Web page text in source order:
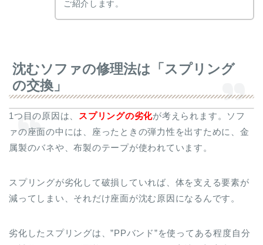
ご紹介します。
沈むソファの修理法は「スプリング
の交換」
1つ目の原因は、 スプリングの劣化が考えられます。ソフ
ァの座面の中には、座ったときの弾力性を出すために、金
属製のバネや、布製のテープが使われています。
スプリングが劣化して破損していれば、体を支える要素が
減ってしまい、それだけ座面が沈む原因になるんです。
劣化したスプリングは、”PPバンド”を使ってある程度自分